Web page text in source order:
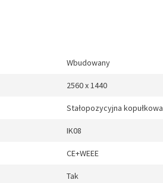
Wbudowany
2560 x 1440
Stałopozycyjna kopułkowa
IK08
CE+WEEE
Tak